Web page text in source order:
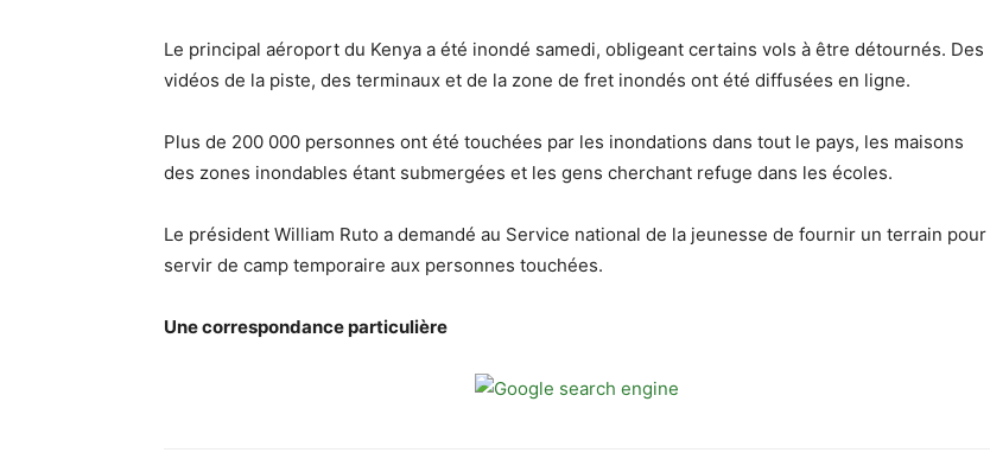
Le principal aéroport du Kenya a été inondé samedi, obligeant certains vols à être détournés. Des
vidéos de la piste, des terminaux et de la zone de fret inondés ont été diffusées en ligne.
Plus de 200 000 personnes ont été touchées par les inondations dans tout le pays, les maisons
des zones inondables étant submergées et les gens cherchant refuge dans les écoles.
Le président William Ruto a demandé au Service national de la jeunesse de fournir un terrain pour
servir de camp temporaire aux personnes touchées.
Une correspondance particulière